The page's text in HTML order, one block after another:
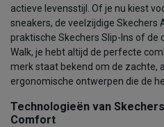
actieve levensstijl. Of je nu kiest
sneakers, de veelzijdige Skechers
praktische Skechers Slip-Ins of de
Walk, je hebt altijd de perfecte
merk staat bekend om de zachte,
ergonomische ontwerpen die de
Technologieën van
Comfort